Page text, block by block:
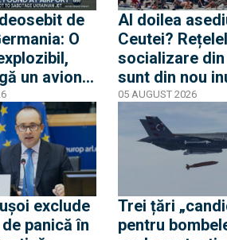
de
O
un avion
timp ce
de marfă
a
dronă
Al doilea
Ceutei?
socializare
sunt din nou
de mesaje
nouă
orașul spaniol
05 AUGUST 2026
exclude
panică în
Trei țări
pentru